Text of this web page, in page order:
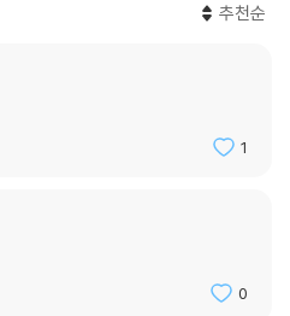
추천순
1
0